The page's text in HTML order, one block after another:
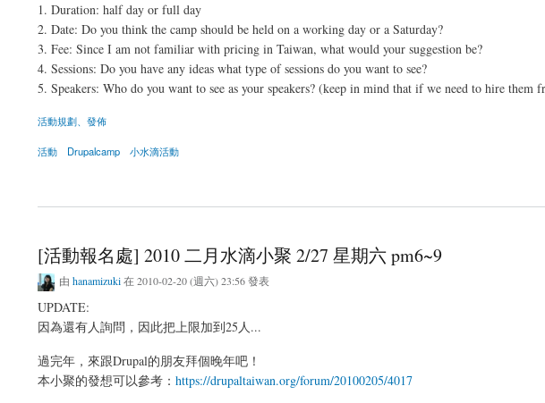
1. Duration: half day or full day
2. Date: Do you think the camp should be held on a working day or a Saturday?
3. Fee: Since I am not familiar with pricing in Taiwan, what would your suggestion be?
4. Sessions: Do you have any ideas what type of sessions do you want to see?
5. Speakers: Who do you want to see as your speakers? (keep in mind that if we need to hire
活動規劃、發佈
活動 Drupalcamp 小水滴活動
[活動報名處] 2010 二月水滴小聚 2/27 星期六 pm6~9
由 hanamizuki在 2010-02-20 (週六) 23:56 發表
UPDATE:
因為還有人詢問，因此把上限加到25人...
過完年，來跟Drupal的朋友拜個晚年吧！
本小聚的發想可以參考： https://drupaltaiwan.org/forum/20100205/4017